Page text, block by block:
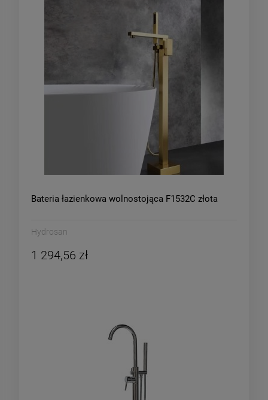
Bateria łazienkowa wolnostojąca F1532C złota
Hydrosan
1 294,56 zł